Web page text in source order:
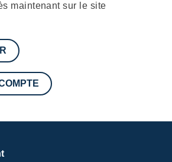
maintenant sur le site